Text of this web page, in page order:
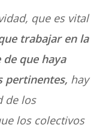
que es vital
trabajar en la
que haya
pertinentes, hay
de los
los colectivos